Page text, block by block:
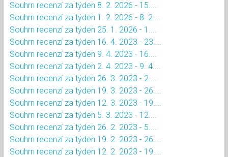
Souhrn recenzí za týden 8. 2. 2026 - 15....
Souhrn recenzí za týden 1. 2. 2026 - 8. 2....
Souhrn recenzí za týden 25. 1. 2026 - 1....
Souhrn recenzí za týden 16. 4. 2023 - 23....
Souhrn recenzí za týden 9. 4. 2023 - 16....
Souhrn recenzí za týden 2. 4. 2023 - 9. 4....
Souhrn recenzí za týden 26. 3. 2023 - 2....
Souhrn recenzí za týden 19. 3. 2023 - 26....
Souhrn recenzí za týden 12. 3. 2023 - 19....
Souhrn recenzí za týden 5. 3. 2023 - 12....
Souhrn recenzí za týden 26. 2. 2023 - 5....
Souhrn recenzí za týden 19. 2. 2023 - 26....
Souhrn recenzí za týden 12. 2. 2023 - 19....